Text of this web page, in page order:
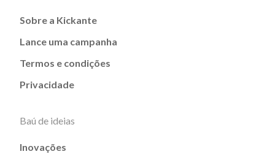
Sobre a Kickante
Lance uma campanha
Termos e condições
Privacidade
Baú de ideias
Inovações